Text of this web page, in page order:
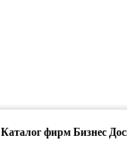
Каталог фирм Бизнес